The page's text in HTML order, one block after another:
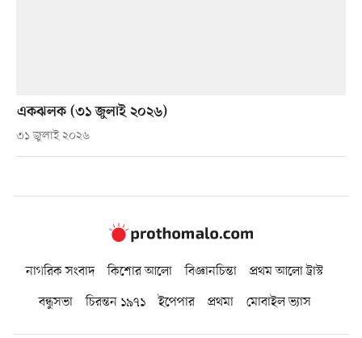
একঝলক (৩১ জুলাই ২০২৬)
৩১ জুলাই ২০২৬
নাগরিক সংবাদ কিশোর আলো বিজ্ঞানচিন্তা
প্রথম আলো ট্রাস্ট
বন্ধুসভা
চিরন্তন ১৯৭১ ইপেপার প্রথমা মোবাইল ভ্যাস